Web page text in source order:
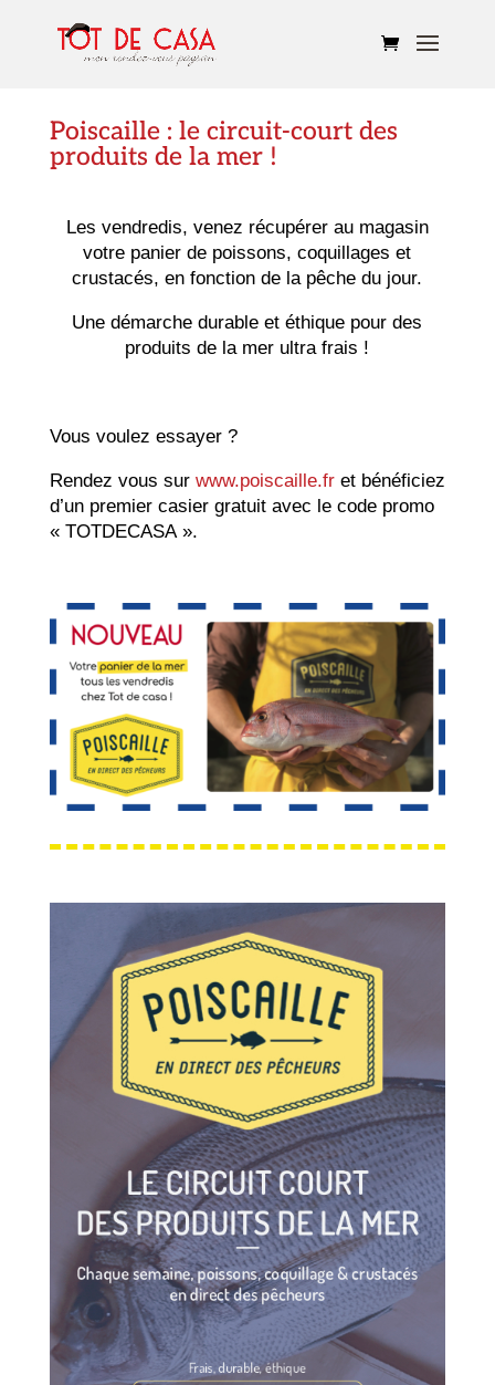
Poiscaille : le circuit-court des
produits de la mer !
Les vendredis, venez récupérer au magasin
votre panier de poissons, coquillages et
crustacés, en fonction de la pêche du jour.
Une démarche durable et éthique pour des
produits de la mer ultra frais !
Vous voulez essayer ?
Rendez vous sur www.poiscaille.fret bénéficiez
d’un premier casier gratuit avec le code promo
« TOTDECASA ».